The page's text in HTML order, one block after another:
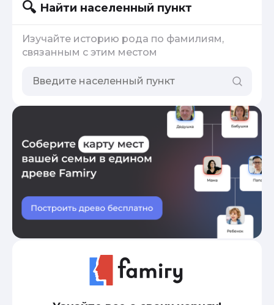
Найти населенный пункт
Изучайте историю рода по фамилиям,
связанным с этим местом